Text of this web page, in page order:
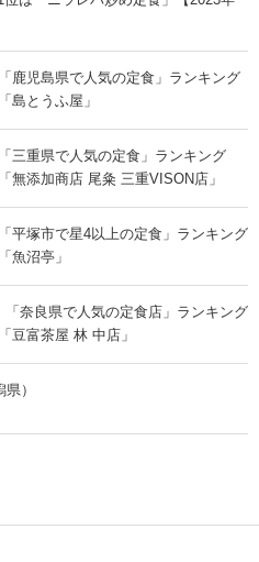
鹿児島県で人気の定食」ランキング
とうふ屋」
三重県で人気の定食」ランキング
添加商店 尾粂 三重VISON店」
平塚市で星4以上の定食」ランキング
魚沼亭」
「奈良県で人気の定食店」ランキング
富茶屋 林 中店」
）